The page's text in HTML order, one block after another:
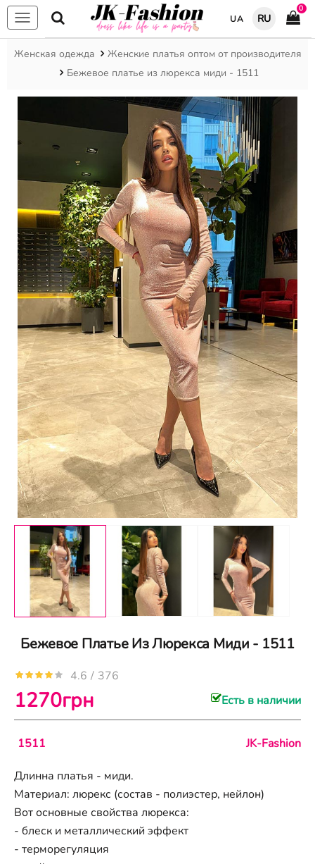
Меню UA RU
0
Женская одежда
Женские платья оптом от производителя
Бежевое платье из люрекса миди - 1511
Бежевое Платье Из Люрекса Миди - 1511
4.6 / 376
1270грн Есть в наличии
1511 JK-Fashion
Длинна платья - миди.
Материал: люрекс (состав - полиэстер, нейлон)
Вот основные свойства люрекса:
- блеск и металлический эффект
- терморегуляция